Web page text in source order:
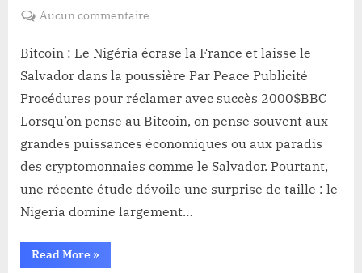
on
Aucun commentaire
Le
Nigéria
la
France
et
laisse
dans
Bitcoin : Le Nigéria écrase la France et laisse le
Salvador dans la poussière Par Peace Publicité
Procédures pour réclamer avec succès 2000$BBC
Lorsqu’on pense au Bitcoin, on pense souvent aux
grandes puissances économiques ou aux paradis
des cryptomonnaies comme le Salvador. Pourtant,
une récente étude dévoile une surprise de taille : le
Nigeria domine largement…
Read More“Bitcoin :
Le
»